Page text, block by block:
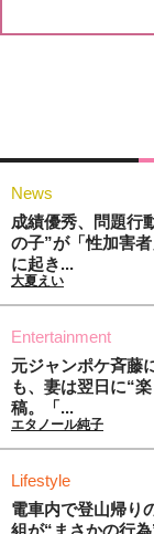
News
成績優秀、問題行
の子”が「性加害
に起き...
大夏えい
Entertainment
元ジャンポケ斉藤
も、妻は翌日に“
稿。「...
エタノール純子
Lifestyle
電車内で登山帰り
組が“まさかの行